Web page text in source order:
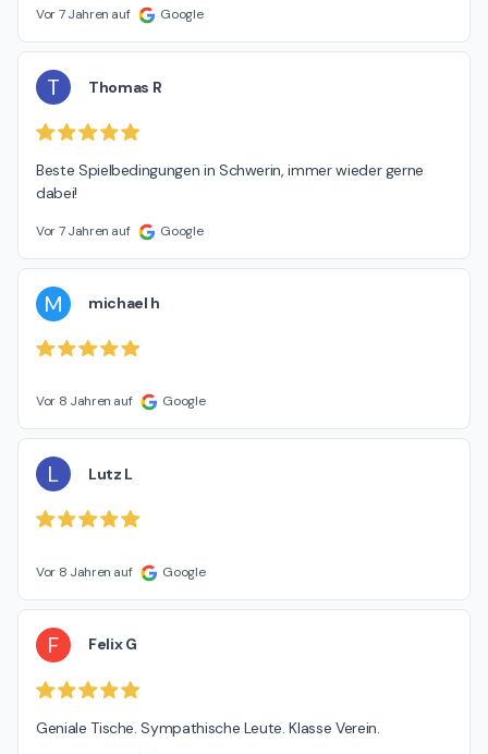
Vor 7 Jahren auf Google
T Thomas R
Beste Spielbedingungen in Schwerin, immer wieder gerne
dabei!
Vor 7 Jahren auf Google
M michael h
Vor 8 Jahren auf Google
L Lutz L
Vor 8 Jahren auf Google
F Felix G
Geniale Tische. Sympathische Leute. Klasse Verein.